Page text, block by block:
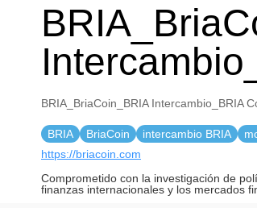
BRIA_BriaCoin_BRIA Intercambio_BRIA
BRIA BriaCoin intercambio BRIA
https://briacoin.com
Comprometido con la investigación de
finanzas internacionales y los mercados